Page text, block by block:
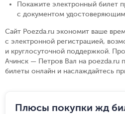
Покажите электронный билет
с документом
Сайт Poezda.ru экономит ваше
с электронной регистрацией,
и круглосуточной поддержкой.
Ачинск — Петров Вал на poezda.ru
билеты онлайн и наслаждайтесь
Плюсы покупки жд